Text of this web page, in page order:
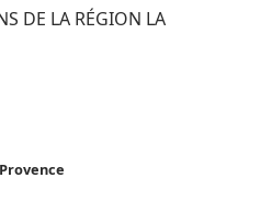
DE LA RÉGION LA